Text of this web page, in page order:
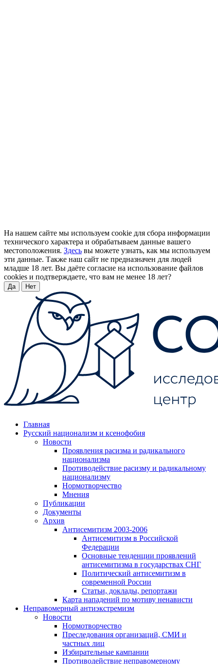
На нашем сайте мы используем cookie для сбора информации
технического характера и обрабатываем данные вашего
местоположения. Здесь вы можете узнать, как мы используем
эти данные. Также наш сайт не предназначен для людей
младше 18 лет. Вы даёте согласие на использование файлов
cookies и подтверждаете, что вам не менее 18 лет?
Да Нет
Главная
Русский национализм и ксенофобия
Новости
Проявления расизма и радикального
национализма
Противодействие расизму и радикальному
национализму
Нормотворчество
Мнения
Публикации
Документы
Архив
Антисемитизм 2003-2006
Антисемитизм в Российской
Федерации
Основные тенденции проявлений
антисемитизма в государствах СНГ
Политический антисемитизм в
современной России
Статьи, доклады, репортажи
Карта нападений по мотиву ненависти
Неправомерный антиэкстремизм
Новости
Нормотворчество
Преследования организаций, СМИ и
частных лиц
Избирательные кампании
Противодействие неправомерному